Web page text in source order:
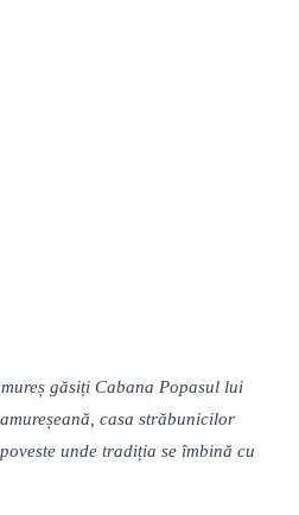
găsiți Cabana Popasul lui
casa străbunicilor
unde tradiția se îmbină cu